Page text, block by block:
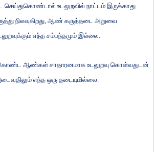
உடலுறவில் நாட்டம் இருக்காது
நிலவுகிறது, ஆண் கருத்தடை அறுவை
எந்த சம்பந்தமும் இல்லை.
ஆண்கள் சாதாரனமாக உடலுறவு கொள்வதுடன்
எந்த ஒரு தடையுமில்லை.